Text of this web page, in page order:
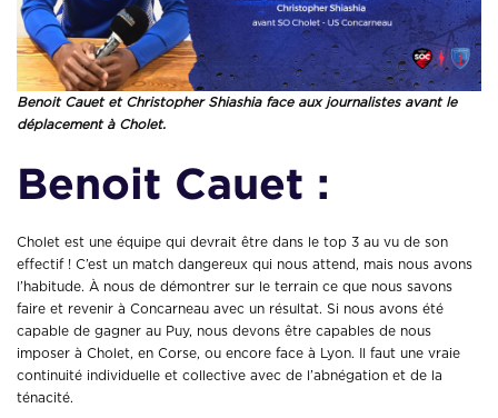
Benoit Cauet et Christopher Shiashia face aux journalistes avant le
déplacement à Cholet.
Benoit Cauet :
Cholet est une équipe qui devrait être dans le top 3 au vu de son
effectif ! C’est un match dangereux qui nous attend, mais nous avons
l’habitude. À nous de démontrer sur le terrain ce que nous savons
faire et revenir à Concarneau avec un résultat. Si nous avons été
capable de gagner au Puy, nous devons être capables de nous
imposer à Cholet, en Corse, ou encore face à Lyon. Il faut une vraie
continuité individuelle et collective avec de l’abnégation et de la
ténacité.